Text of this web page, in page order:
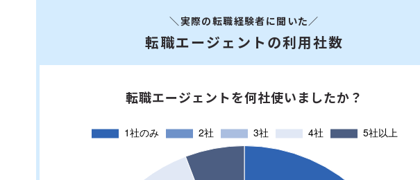
＼実際の転職経験者に聞いた／
転職エージェントの利用社数
転職エージェントを何社使いましたか？